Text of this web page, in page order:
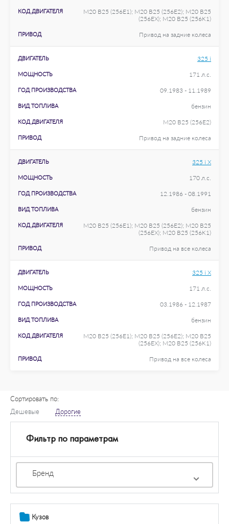
КОД ДВИГАТЕЛЯ
M20 B25 (256E1); M20 B25 (256E2); M20 B25
(256EX); M20 B25 (256K1)
ПРИВОД Привод на задние колеса
ДВИГАТЕЛЬ 325 i
МОЩНОСТЬ 171 л.с.
ГОД ПРОИЗВОДСТВА 09.1983 - 11.1989
ВИД ТОПЛИВА бензин
КОД ДВИГАТЕЛЯ M20 B25 (256E2)
ПРИВОД Привод на задние колеса
ДВИГАТЕЛЬ 325 i X
МОЩНОСТЬ 170 л.с.
ГОД ПРОИЗВОДСТВА 12.1986 - 08.1991
ВИД ТОПЛИВА бензин
КОД ДВИГАТЕЛЯ
M20 B25 (256E1); M20 B25 (256E2); M20 B25
(256EX); M20 B25 (256K1)
ПРИВОД Привод на все колеса
ДВИГАТЕЛЬ 325 i X
МОЩНОСТЬ 171 л.с.
ГОД ПРОИЗВОДСТВА 03.1986 - 12.1987
ВИД ТОПЛИВА бензин
КОД ДВИГАТЕЛЯ
M20 B25 (256E1); M20 B25 (256E2); M20 B25
(256EX); M20 B25 (256K1)
ПРИВОД Привод на все колеса
Сортировать по:
Дешевые
Дорогие
Фильтр по параметрам
Бренд
Кузов